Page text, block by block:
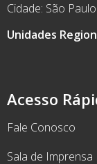
Acesso
Fale Conosco
Sala de Imprensa
Cidade: São Paulo
Unidades